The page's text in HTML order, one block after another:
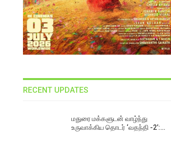
RECENT UPDATES
மதுரை மக்களுடன் வாழ்ந்து
உருவாக்கிய தொடர் ‘வதந்தி -2’:…